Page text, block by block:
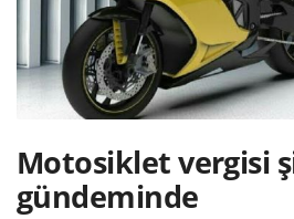
Motosiklet vergisi
gündeminde